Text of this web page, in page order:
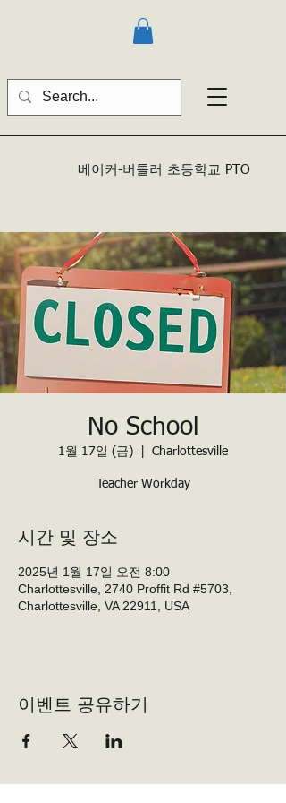
베이커-버틀러 초등학교 PTO
No School
1월 17일 (금) Charlottesville
Teacher Workday
시간 및 장소
2025년 1월 17일 오전 8:00
Charlottesville, 2740 Proffit Rd #5703,
Charlottesville, VA 22911, USA
이벤트 공유하기